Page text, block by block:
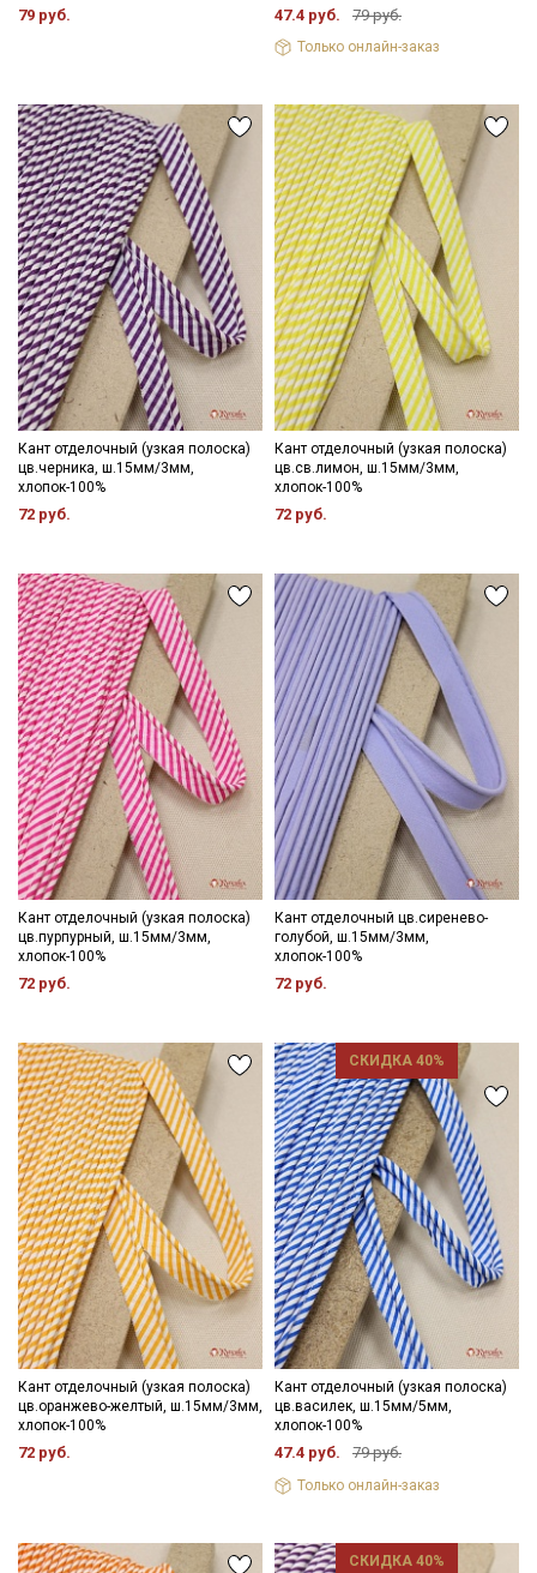
79 руб. 47.4 руб. 79 руб.
Только онлайн-заказ
Кант отделочный (узкая полоска)
цв.черника, ш.15мм/3мм,
хлопок-100%
72 руб.
Кант отделочный (узкая полоска)
цв.св.лимон, ш.15мм/3мм,
хлопок-100%
72 руб.
Кант отделочный (узкая полоска)
цв.пурпурный, ш.15мм/3мм,
хлопок-100%
72 руб.
Кант отделочный цв.сиренево-
голубой, ш.15мм/3мм,
хлопок-100%
72 руб.
Кант отделочный (узкая полоска)
цв.оранжево-желтый, ш.15мм/3мм,
хлопок-100%
72 руб.
СКИДКА 40%
Кант отделочный (узкая полоска)
цв.василек, ш.15мм/5мм,
хлопок-100%
47.4 руб. 79 руб.
Только онлайн-заказ
СКИДКА 40%
Секретная рассылка от Купава
Мы публикуем здесь дополнительные
промокоды и скидки до 30% на узкие
категории тканей
Электронная почта
Ознакомлен(а) с Политикой обработки персональных
данныхи даюСогласие на обработку персональных
данных
ДаюСогласие на получение рекламных и
информационных рассылок